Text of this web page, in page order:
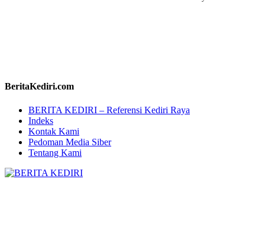
BeritaKediri.com
BERITA KEDIRI – Referensi Kediri Raya
Indeks
Kontak Kami
Pedoman Media Siber
Tentang Kami